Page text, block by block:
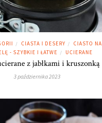
/ CIASTA I DESERY /
CIASTO NA
- SZYBKIE I ŁATWE / UCIERANE
z jabłkami i kruszonką
3 października 2023